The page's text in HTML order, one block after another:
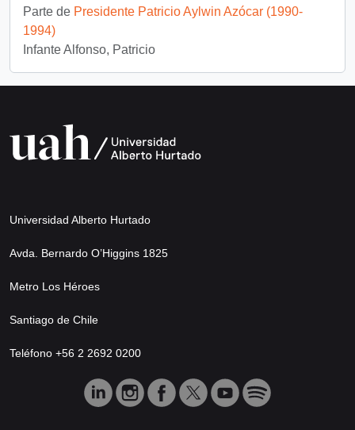
Parte de Presidente Patricio Aylwin Azócar (1990-
1994)
Infante Alfonso, Patricio
Universidad Alberto Hurtado
Avda. Bernardo O’Higgins 1825
Metro Los Héroes
Santiago de Chile
Teléfono +56 2 2692 0200